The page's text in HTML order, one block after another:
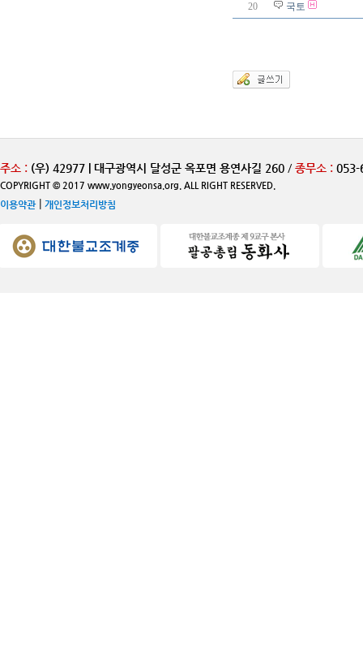
20
국토
주소 : (우) 42977 | 대구광역시 달성군 옥포면 용연사길 260 / 종무소 : 053-
COPYRIGHT © 2017 www.yongyeonsa.org. ALL RIGHT RESERVED.
이용약관| 개인정보처리방침